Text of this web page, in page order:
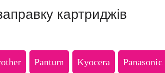
картриджів
Pantum Kyocera Panasonic